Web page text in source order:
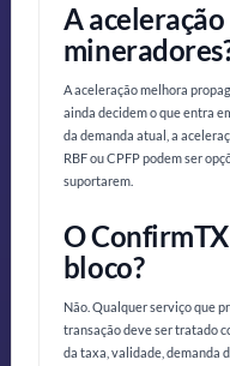
A
A aceleração melhora
ainda decidem o que entra
da demanda atual, a
RBF ou CPFP podem ser
suportarem.
O
bloco?
Não. Qualquer serviço que
transação deve ser tratado
da taxa, validade, demanda